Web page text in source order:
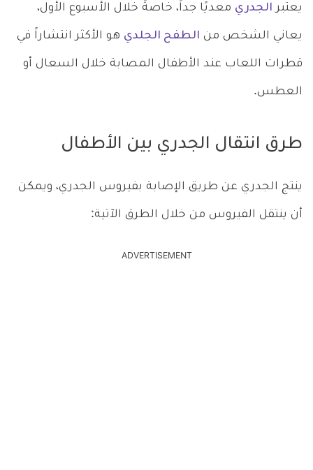
يعتبر الجدري معديًا جداً، خاصةً خلال الأسبوع الأول،
يعاني الشخص من الطفح الجلدي هو الأكثر انتشاراً في
قطرات اللعاب عند الأطفال المصابة خلال السعال أو
العطس.
طرق انتقال الجدري بين الأطفال
ينتج الجدري عن طريق الإصابة بفيروس الجدري، ويمكن
أن ينتقل الفيروس من خلال الطرق الآتية:
ADVERTISEMENT